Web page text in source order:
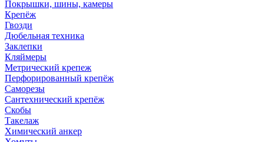
Покрышки, шины, камеры
Крепёж
Гвозди
Дюбельная техника
Заклепки
Кляймеры
Метрический крепеж
Перфорированный крепёж
Саморезы
Сантехнический крепёж
Скобы
Такелаж
Химический анкер